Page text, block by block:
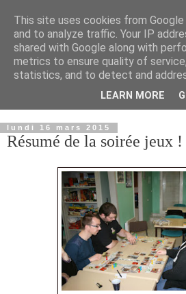
lundi 16 mars 2015
Résumé de la soirée jeux !
This site uses cookies from
and to analyze traffic. Your IP
shared with Google along with
metrics to ensure quality of
statistics, and to detect and
LEARN MORE